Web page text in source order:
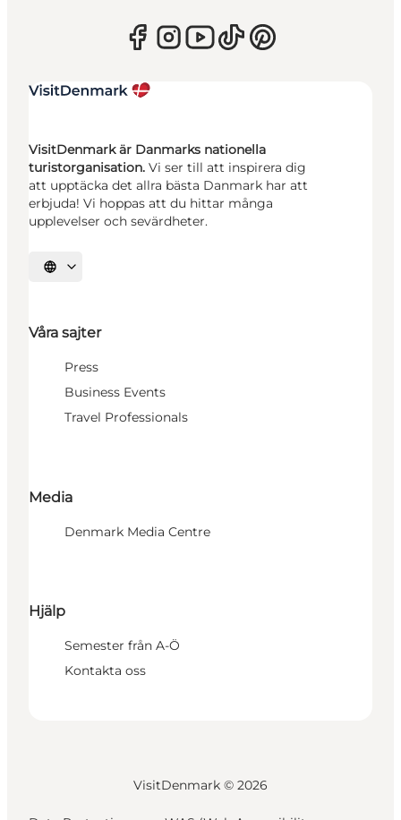
VisitDenmark är Danmarks nationella
turistorganisation. Vi ser till att inspirera dig
att upptäcka det allra bästa Danmark har att
erbjuda! Vi hoppas att du hittar många
upplevelser och sevärdheter.
Välj språk
Våra sajter
Press
Business Events
Travel Professionals
Media
Denmark Media Centre
Hjälp
Semester från A-Ö
Kontakta oss
VisitDenmark © 2026